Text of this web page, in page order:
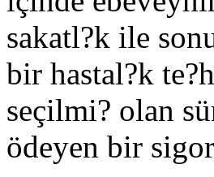
sakatl?k ile
bir hastal?k
seçilmi? olan
ödeyen bir